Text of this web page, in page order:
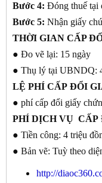
Bước 4: Đóng thuế tại
Bước 5: Nhận giấy
THỜI GIAN CẤP
● Đo vẽ lại: 15 ngày
● Thụ lý tại UBNDQ:
LỆ PHÍ CẤP ĐỔI
● phí cấp đổi giấy
PHÍ DỊCH VỤ CẤP
● Tiền công: 4 triệu
● Bản vẽ: Tuỳ theo
http://